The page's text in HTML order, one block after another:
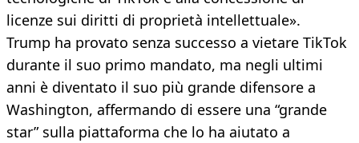
licenze sui diritti di proprietà intellettuale».
Trump ha provato senza successo a vietare TikTok
durante il suo primo mandato, ma negli ultimi
anni è diventato il suo più grande difensore a
Washington, affermando di essere una “grande
star” sulla piattaforma che lo ha aiutato a